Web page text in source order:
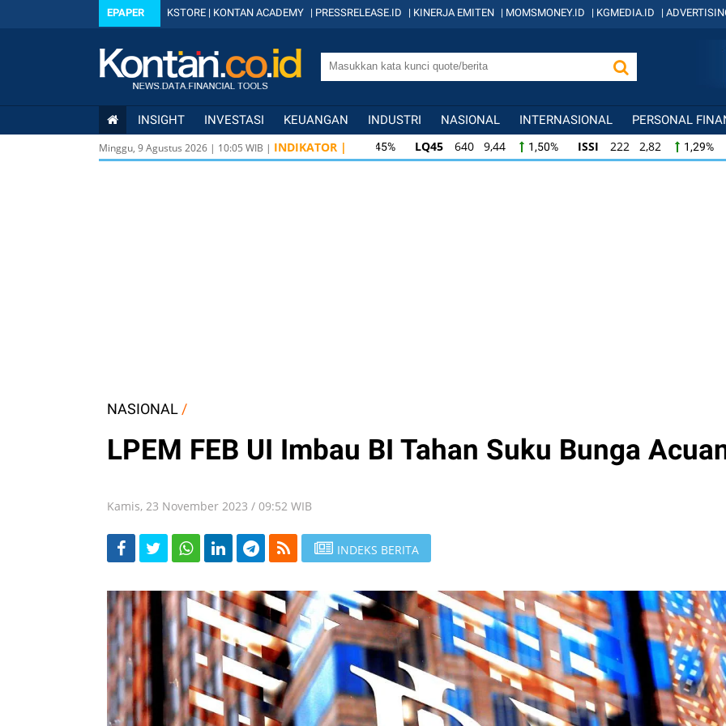
EPAPER KSTORE | KONTAN ACADEMY | PRESSRELEASE.ID | KINERJA EMITEN | MOMSMONEY.ID | KGMEDIA.ID |
INSIGHT INVESTASI KEUANGAN INDUSTRI NASIONAL INTERNASIONAL PERSONAL
Minggu, 9 Agustus 2026 | 10:05 WIB | INDIKATOR | LQ45 640 9,44 1,50% ISSI 222 2,82 1,29%
ISSI
222 2,82 1,29% IDX30 359 5,14 1,45%
NASIONAL /
LPEM FEB UI Imbau BI Tahan Suku Bunga
Kamis, 23 November 2023 / 09:52 WIB
INDEKS BERITA